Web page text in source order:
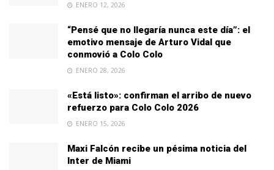
ENERO 12, 2026
“Pensé que no llegaría nunca este día”: el
emotivo mensaje de Arturo Vidal que
conmovió a Colo Colo
ENERO 28, 2026
«Está listo»: confirman el arribo de nuevo
refuerzo para Colo Colo 2026
ENERO 15, 2026
Maxi Falcón recibe un pésima noticia del
Inter de Miami